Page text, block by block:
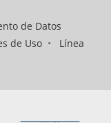
de Datos
de Uso• Línea